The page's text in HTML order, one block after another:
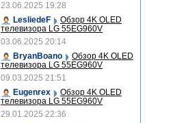
23.06.2025 19:28
LesliedeF
Обзор 4K OLED
телевизора LG 55EG960V
03.06.2025 20:14
BryanBoano
Обзор 4K OLED
телевизора LG 55EG960V
09.03.2025 21:51
Eugenrex
Обзор 4K OLED
телевизора LG 55EG960V
29.01.2025 22:36